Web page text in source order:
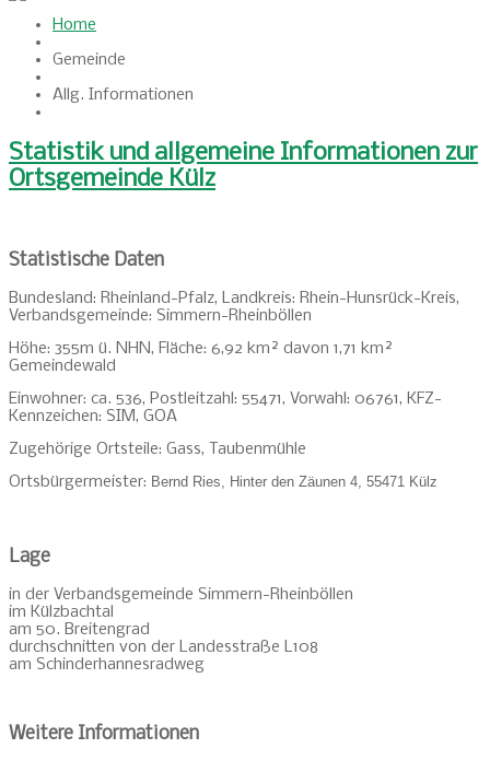
Home
Gemeinde
Allg. Informationen
Statistik und allgemeine Informationen zur
Ortsgemeinde Külz
Statistische Daten
Bundesland: Rheinland-Pfalz, Landkreis: Rhein-Hunsrück-Kreis,
Verbandsgemeinde: Simmern-Rheinböllen
Höhe: 355m ü. NHN, Fläche: 6,92 km² davon 1,71 km²
Gemeindewald
Einwohner: ca. 536, Postleitzahl: 55471, Vorwahl: 06761, KFZ-
Kennzeichen: SIM, GOA
Zugehörige Ortsteile: Gass, Taubenmühle
Ortsbürgermeister: Bernd Ries, Hinter den Zäunen 4, 55471 Külz
Lage
in der Verbandsgemeinde Simmern-Rheinböllen
im Külzbachtal
am 50. Breitengrad
durchschnitten von der Landesstraße L108
am Schinderhannesradweg
Weitere Informationen